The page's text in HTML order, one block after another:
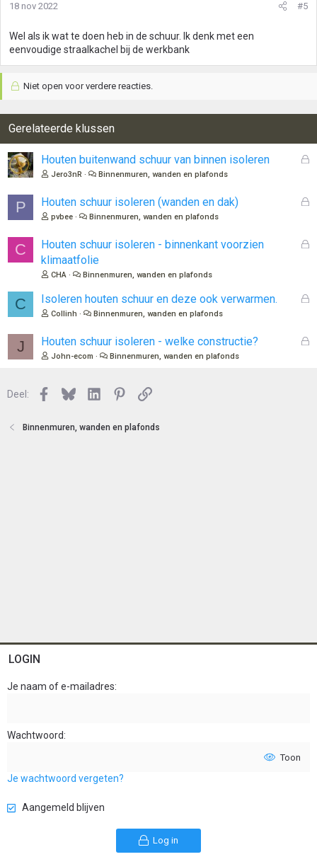
18 nov 2022 #5
Wel als ik wat te doen heb in de schuur. Ik denk met een
eenvoudige straalkachel bij de werkbank
Niet open voor verdere reacties.
Gerelateerde klussen
G
n
Houten buitenwand schuur van binnen isoleren
Jero3nR Binnenmuren, wanden en plafonds
P
G
Houten schuur isoleren (wanden en dak)
pvbee Binnenmuren, wanden en plafonds
C
G
o
Houten schuur isoleren - binnenkant voorzien
klimaatfolie
CHA Binnenmuren, wanden en plafonds
C
G
Isoleren houten schuur en deze ook verwarmen.
Collinh Binnenmuren, wanden en plafonds
J
G
Houten schuur isoleren - welke constructie?
John-ecom Binnenmuren, wanden en plafonds
Deel: Facebook
BlueskyLinkedInPinterest
Link
Binnenmuren, wanden en plafonds
LOGIN
Je naam of e-mailadres
Wachtwoord
Toon
Je wachtwoord vergeten?
Aangemeld blijven
Log in